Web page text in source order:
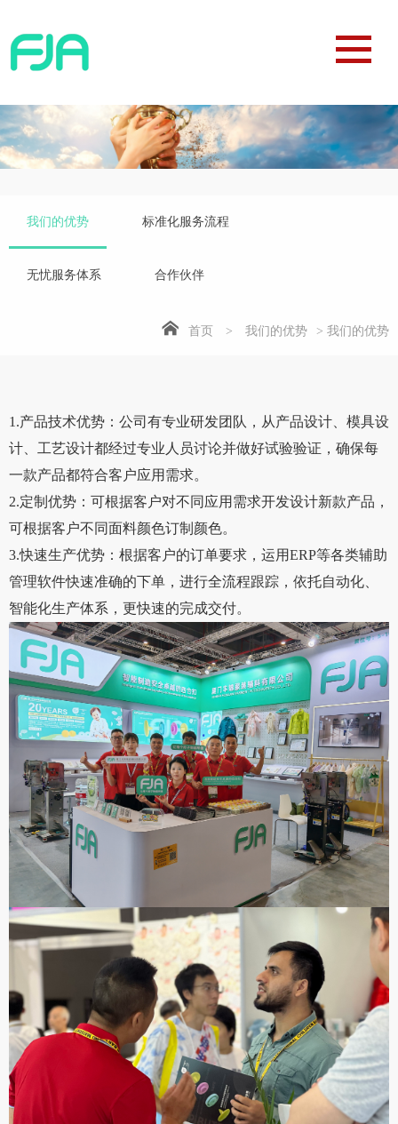
我们的优势 标准化服务流程
无忧服务体系 合作伙伴
首页 > 我们的优势 > 我们的优势
1.产品技术优势：公司有专业研发团队，从产品设计、模具设
计、工艺设计都经过专业人员讨论并做好试验验证，确保每
一款产品都符合客户应用需求。
2.定制优势：可根据客户对不同应用需求开发设计新款产品，
可根据客户不同面料颜色订制颜色。
3.快速生产优势：根据客户的订单要求，运用ERP等各类辅助
管理软件快速准确的下单，进行全流程跟踪，依托自动化、
智能化生产体系，更快速的完成交付。